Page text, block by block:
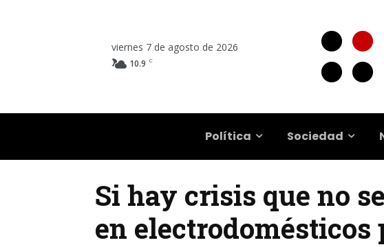
viernes 7 de agosto de 2026
10.9 C
Política Sociedad
Si hay crisis que no
en